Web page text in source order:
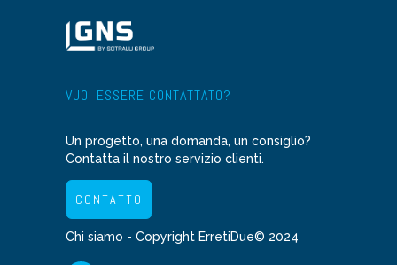
VUOI ESSERE CONTATTATO?
Un progetto, una domanda, un consiglio?
Contatta il nostro servizio clienti.
CONTATTO
Chi siamo - Copyright ErretiDue© 2024